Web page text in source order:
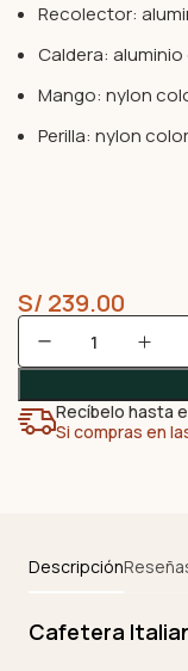
Recolector:
Caldera:
Mango: nylon
Perilla: nylon
S/ 239.00
Recíbelo hasta
Si compras en
Descripción
Cafetera